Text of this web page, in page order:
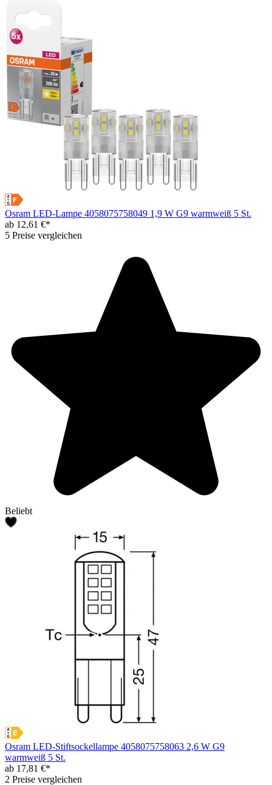
Osram LED-Lampe 4058075758049 1,9 W G9 warmweiß 5 St.
ab 12,61 €*
5 Preise vergleichen
Beliebt
Osram LED-Stiftsockellampe 4058075758063 2,6 W G9
warmweiß 5 St.
ab 17,81 €*
2 Preise vergleichen